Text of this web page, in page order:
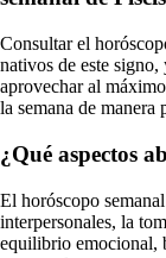
Consultar el
nativos de este
aprovechar al
la semana de manera
¿Qué aspectos
El horóscopo
interpersonales, la
equilibrio emocional,